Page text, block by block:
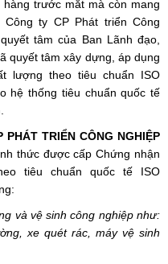
trước mắt mà còn mang
ty CP Phát triển Công
tâm của Ban Lãnh đạo,
quyết tâm xây dựng, áp dụng
lượng theo tiêu chuẩn ISO
hệ thống tiêu chuẩn quốc tế
PHÁT TRIỂN CÔNG NGHIỆP
thức được cấp Chứng nhận
tiêu chuẩn quốc tế ISO
và vệ sinh công nghiệp như:
xe quét rác, máy vệ sinh